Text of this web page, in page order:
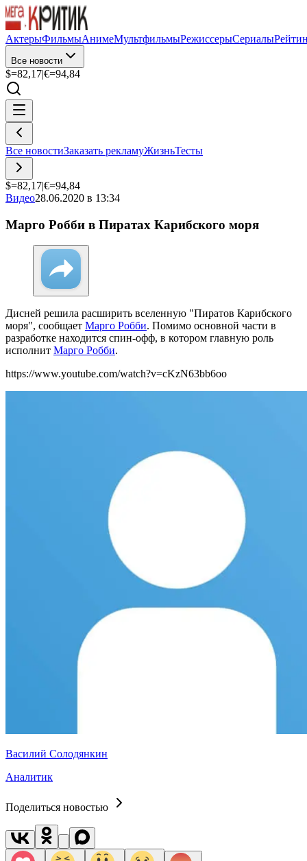
АктерыФильмыАнимеМультфильмыРежиссерыСериалы
Все новости
$=82,17|€=94,84
Все новостиЗаказать рекламуЖизньТесты
$=82,17|€=94,84
Видео28.06.2020 в 13:34
Марго Робби в Пиратах Карибского моря
Дисней решила расширить вселенную "Пиратов Карибского
моря", сообщает Марго Робби. Помимо основной части в
разработке находится спин-офф, в котором главную роль
исполнит Марго Робби.
https://www.youtube.com/watch?v=cKzN63bb6oo
Василий Солодянкин
Аналитик
Поделиться новостью